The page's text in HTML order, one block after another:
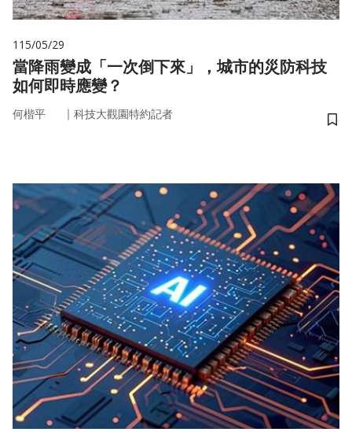
115/05/29
當降雨變成「一次倒下來」，城市的災防科技
如何即時應變？
何楷平 ｜ 科技大觀園特約記者
儲